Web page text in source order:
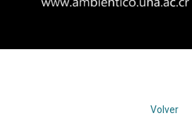
Volver